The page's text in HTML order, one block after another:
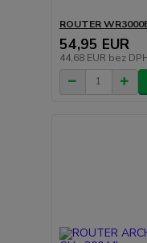
ROUTER
54,95 EUR
44,68 EUR bez